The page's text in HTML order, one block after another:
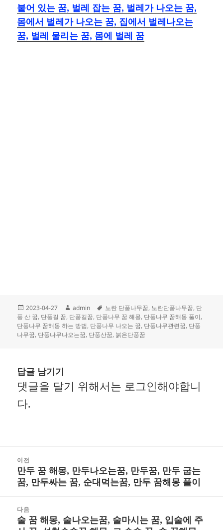
붙어 있는 꿈, 벌레 잡는 꿈, 벌레가 나오는 꿈,
몸에서 벌레가 나오는 꿈, 집에서 벌레나오는
꿈, 벌레 물리는 꿈, 몸에 벌레 꿈
작
성
일
자
2023-04-27
글
쓴
이
admin
태
그
노란 단풍나무꿈, 노란단풍나무꿈, 단
풍 산 꿈, 단풍길 꿈, 단풍길꿈, 단풍나무 꿈 해몽, 단풍나무 꿈해몽 풀이,
단풍나무 꿈해몽 하는 방법, 단풍나무 나오는 꿈, 단풍나무관련꿈, 단풍
나무꿈, 단풍나무나오는꿈, 단풍산꿈, 붉은단풍꿈
답글 남기기
댓글을 달기 위해서는 로그인해야합니
다.
이전
이
전
글:
만두 꿈 해몽, 만두나오는꿈, 만두꿈, 만두 굽는
꿈, 만두싸는 꿈, 순대먹는꿈, 만두 꿈해몽 풀이
다음
다
술 꿈 해몽, 술나오는꿈, 술마시는 꿈, 입술에 주